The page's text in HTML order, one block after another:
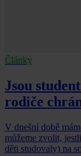
Články
Jsou
rodiče
V dnešní době
můžeme zvolit,
děti studovaly) na